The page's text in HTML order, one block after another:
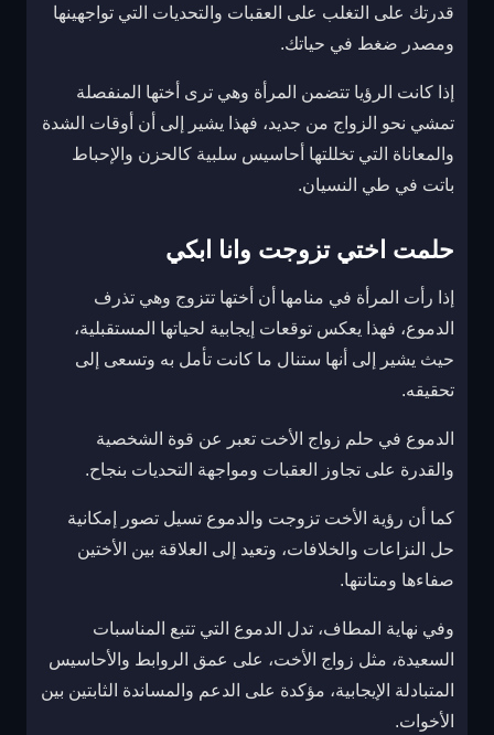
قدرتك على التغلب على العقبات والتحديات التي تواجهينها
ومصدر ضغط في حياتك.
إذا كانت الرؤيا تتضمن المرأة وهي ترى أختها المنفصلة
تمشي نحو الزواج من جديد، فهذا يشير إلى أن أوقات الشدة
والمعاناة التي تخللتها أحاسيس سلبية كالحزن والإحباط
باتت في طي النسيان.
حلمت اختي تزوجت وانا ابكي
إذا رأت المرأة في منامها أن أختها تتزوج وهي تذرف
الدموع، فهذا يعكس توقعات إيجابية لحياتها المستقبلية،
حيث يشير إلى أنها ستنال ما كانت تأمل به وتسعى إلى
تحقيقه.
الدموع في حلم زواج الأخت تعبر عن قوة الشخصية
والقدرة على تجاوز العقبات ومواجهة التحديات بنجاح.
كما أن رؤية الأخت تزوجت والدموع تسيل تصور إمكانية
حل النزاعات والخلافات، وتعيد إلى العلاقة بين الأختين
صفاءها ومتانتها.
وفي نهاية المطاف، تدل الدموع التي تتبع المناسبات
السعيدة، مثل زواج الأخت، على عمق الروابط والأحاسيس
المتبادلة الإيجابية، مؤكدة على الدعم والمساندة الثابتين بين
الأخوات.